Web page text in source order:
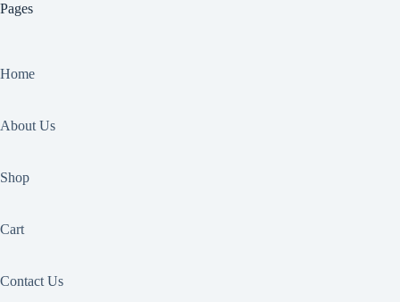
Pages
Home
About Us
Shop
Cart
Contact Us